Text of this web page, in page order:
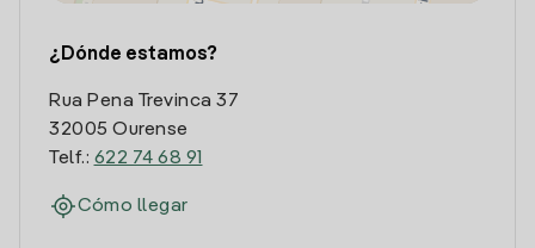
¿Dónde estamos?
Rua Pena Trevinca 37
32005 Ourense
Telf.: 622 74 68 91
Cómo llegar